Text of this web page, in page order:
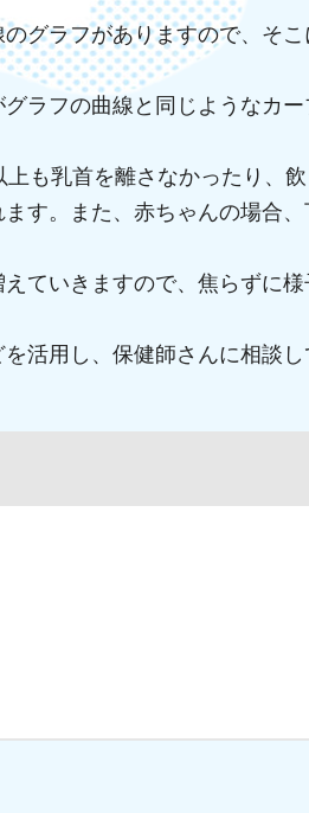
グラフがありますので、そ
ラフの曲線と同じようなカ
も乳首を離さなかったり、
す。また、赤ちゃんの場合
ていきますので、焦らずに様
活用し、保健師さんに相談し